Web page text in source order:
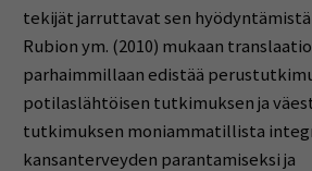
tekijät jarruttavat sen
Rubion ym. (2010) mukaan
parhaimmillaan edistää
potilaslähtöisen tutkimuksen ja
tutkimuksen moniammatillista
kansanterveyden parantamiseksi ja